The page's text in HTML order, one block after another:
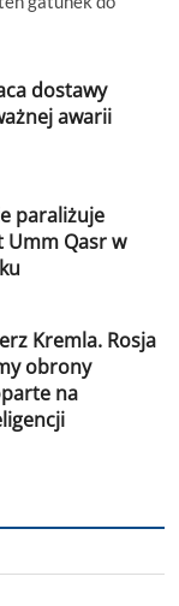
dostawy
awarii
paraliżuje
Umm Qasr w
Kremla. Rosja
obrony
na